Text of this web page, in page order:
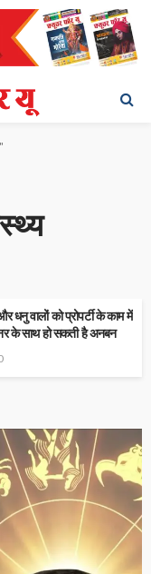
वालों को प्रोपर्टी के काम में
के साथ हो सकती है अनबन